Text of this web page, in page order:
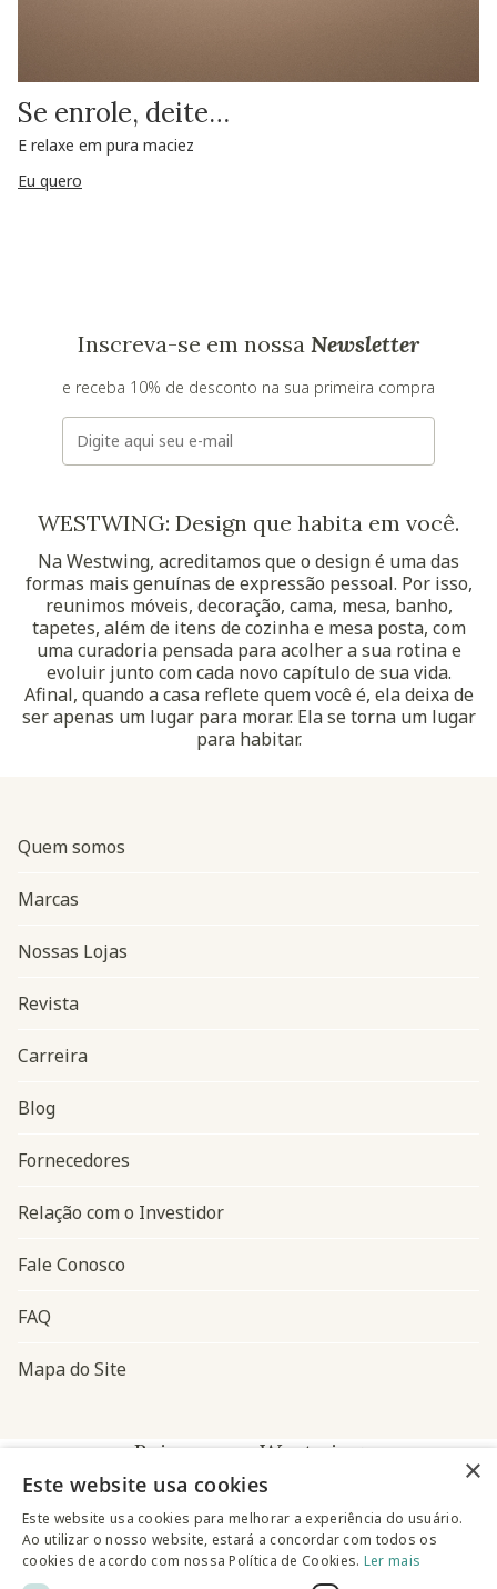
Se enrole, deite…
E relaxe em pura maciez
Eu quero
Inscreva-se em nossa Newsletter
e receba 10% de desconto na sua primeira compra
E-mail
WESTWING: Design que habita em você.
Na Westwing, acreditamos que o design é uma das
formas mais genuínas de expressão pessoal. Por isso,
reunimos móveis, decoração, cama, mesa, banho,
tapetes, além de itens de cozinha e mesa posta, com
uma curadoria pensada para acolher a sua rotina e
evoluir junto com cada novo capítulo de sua vida.
Afinal, quando a casa reflete quem você é, ela deixa de
ser apenas um lugar para morar. Ela se torna um lugar
para habitar.
Navegação do rodapé
Quem somos
Marcas
Nossas Lojas
Revista
Carreira
Blog
Fornecedores
Relação com o Investidor
Fale Conosco
FAQ
Mapa do Site
Baixe o app Westwing
×
Este website usa cookies
Este website usa cookies para melhorar a experiência do usuário.
Ao utilizar o nosso website, estará a concordar com todos os
cookies de acordo com nossa Política de Cookies. Ler mais